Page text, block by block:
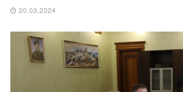
20.03.2024